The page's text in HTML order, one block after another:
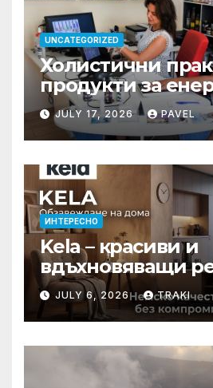
UNCATEGORIZED
Холистични
продукти за
баланс в
JULY 17, 2026 PAVEL
ИНТЕРЕСНО
Kela – красиви и
вдъхновяващи
вашия дом
JULY 6, 2026 TRAKI